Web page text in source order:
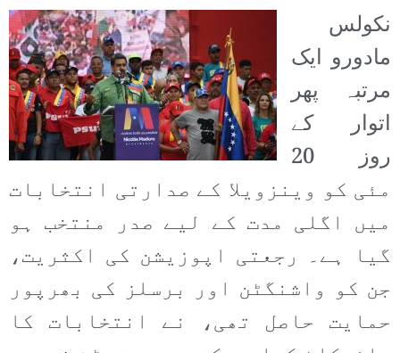
نکولس
مادورو ایک
مرتبہ پھر
اتوار کے
روز 20
مئی کو وینزویلا کے صدارتی انتخابات
میں اگلی مدت کے لیے صدر منتخب ہو
گیا ہے۔ رجعتی اپوزیشن کی اکثریت،
جن کو واشنگٹن اور برسلز کی بھرپور
حمایت حاصل تھی، نے انتخابات کا